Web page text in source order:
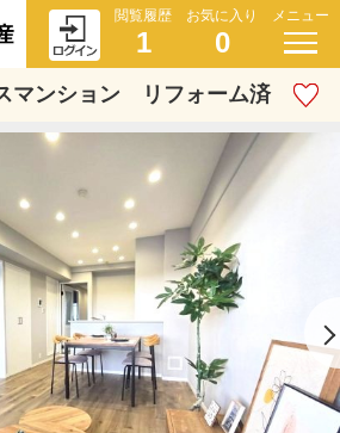
閲覧履歴
1
お気に入り
0
メニュー
マンション リフォーム済